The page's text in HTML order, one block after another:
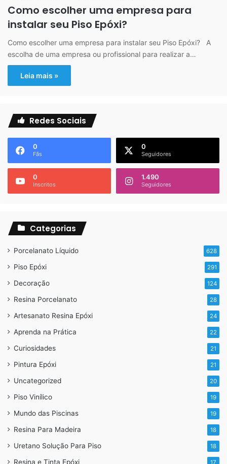
Como escolher uma empresa para
instalar seu Piso Epóxi?
Como escolher uma empresa para instalar seu Piso Epóxi? A
escolha de uma empresa ou profissional para realizar a…
Leia mais »
Redes Sociais
0
Fãs
0
Seguidores
0
Inscritos
1.490
Seguidores
Categorias
Porcelanato Líquido 628
Piso Epóxi 291
Decoração 124
Resina Porcelanato 28
Artesanato Resina Epóxi 24
Aprenda na Prática 22
Curiosidades 21
Pintura Epóxi 21
Uncategorized 20
Piso Vinílico 19
Mundo das Piscinas 19
Resina Para Madeira 18
Uretano Solução Para Piso 18
Resina e Tinta Epóxi 17